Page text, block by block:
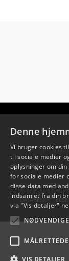
TLF: 6550
SDU VEJVISER
Denne
Vi bruger cookies
til sociale medier
oplysninger om
for sociale medier
disse data med
indsamlet fra din
via "Vis detaljer"
NØDVENDIGE
MÅLRETTEDE
VIS DETALJER